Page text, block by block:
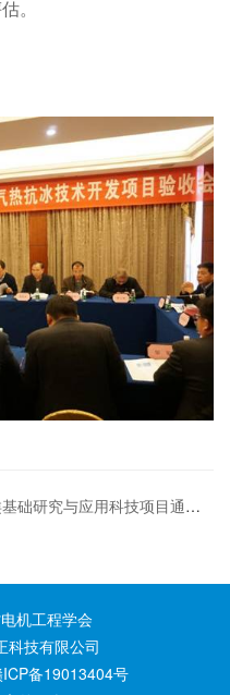
。
上一篇：风力发电机组预应力锚栓类基础研究与应用科技项目通过验收
机工程学会
科技有限公司
ICP备19013404号